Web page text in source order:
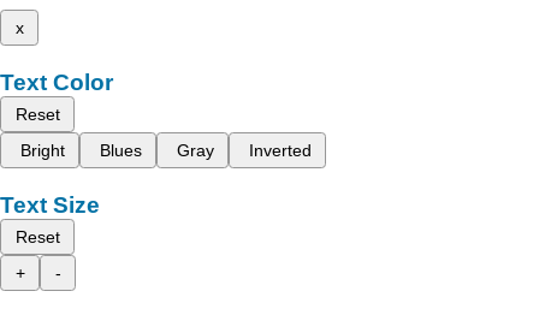
x
Text Color
Reset
Bright
Blues Gray Inverted
Text Size
Reset
+
-